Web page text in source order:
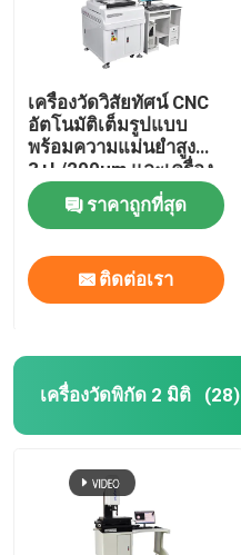
เครื่องวัดวิสัยทัศน์ CNC
อัตโนมัติเต็มรูปแบบ
พร้อมความแม่นยำสูง
3+L/200μm และเครื่อง
มือวัดแสงฐานหินแกรนิต
ราคาถูกที่สุด
ติดต่อเรา
เครื่องวัดพิกัด 2 มิติ (28)